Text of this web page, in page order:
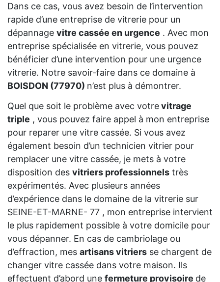
Dans ce cas, vous avez besoin de l’intervention
rapide d’une entreprise de vitrerie pour un
dépannage vitre cassée en urgence . Avec mon
entreprise spécialisée en vitrerie, vous pouvez
bénéficier d’une intervention pour une urgence
vitrerie. Notre savoir-faire dans ce domaine à
BOISDON (77970) n’est plus à démontrer.
Quel que soit le problème avec votrevitrage
triple , vous pouvez faire appel à mon entreprise
pour reparer une vitre cassée. Si vous avez
également besoin d’un technicien vitrier pour
remplacer une vitre cassée, je mets à votre
disposition des vitriers professionnels très
expérimentés. Avec plusieurs années
d’expérience dans le domaine de la vitrerie sur
SEINE-ET-MARNE- 77 , mon entreprise intervient
le plus rapidement possible à votre domicile pour
vous dépanner. En cas de cambriolage ou
d’effraction, mes artisans vitriers se chargent de
changer vitre cassée dans votre maison. Ils
effectuent d’abord une fermeture provisoire de